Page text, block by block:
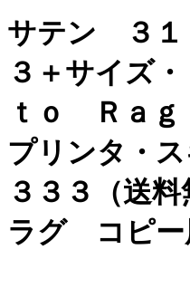
サテン ３１
３＋サイズ
ｔｏ Ｒａ
プリンタ・
３３３（送
ラグ コピー